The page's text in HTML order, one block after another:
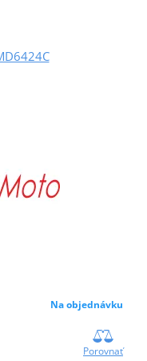
Na objednávku
Porovnať